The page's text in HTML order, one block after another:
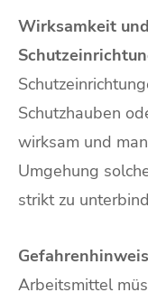
Wirksamkeit
Schutzhauben
wirksam und
Umgehung
strikt zu
Arbeitsmittel